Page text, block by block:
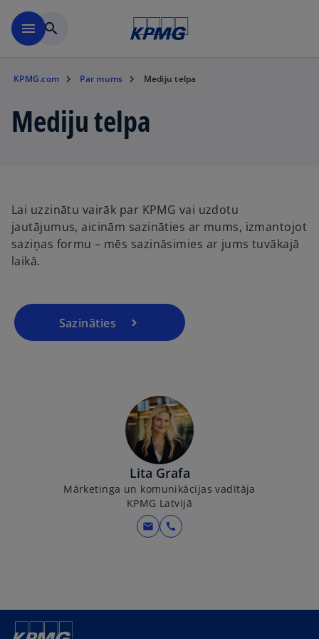
menu search
KPMG.com Par mums Mediju telpa
Mediju telpa
Lai uzzinātu vairāk par KPMG vai uzdotu
jautājumus, aicinām sazināties ar mums, izmantojot
saziņas formu – mēs sazināsimies ar jums tuvākajā
laikā.
Sazināties
o
p
e
n
n
n
a
b
Lita Grafa
Mārketinga un komunikācijas vadītāja
KPMG Latvijā
mail call